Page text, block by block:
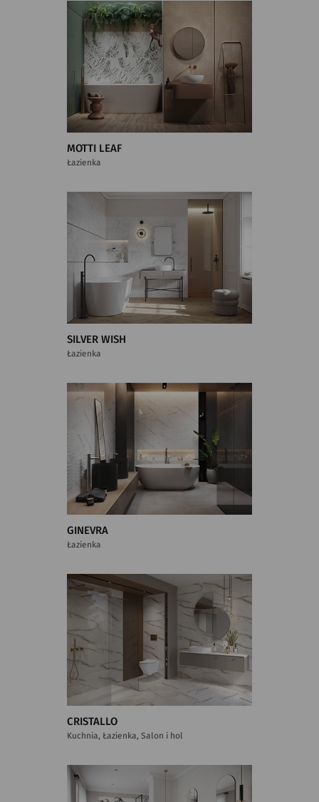
MOTTI LEAF
Łazienka
SILVER WISH
Łazienka
GINEVRA
Łazienka
CRISTALLO
Kuchnia, Łazienka, Salon i hol